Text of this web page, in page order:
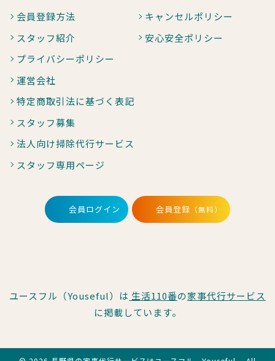
会員登録方法
スタッフ紹介
キャンセルポリシー
安心安全ポリシー
プライバシーポリシー
運営会社
特定商取引法に基づく表記
スタッフ募集
法人向け掃除代行サービス
スタッフ専用ページ
会員ログイン 会員登録 （無料）
ユースフル（Youseful）は 生活110番の家事代行サービス
に掲載しています。